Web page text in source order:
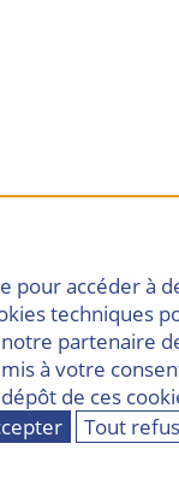
pour accéder à
techniques
partenaire
à votre
de ces
Tout